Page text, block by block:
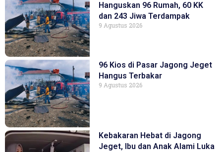
Hanguskan 96 Rumah, 60 KK
dan 243 Jiwa Terdampak
9 Agustus 2026
96 Kios di Pasar Jagong Jeget
Hangus Terbakar
9 Agustus 2026
Kebakaran Hebat di Jagong
Jeget, Ibu dan Anak Alami Luka